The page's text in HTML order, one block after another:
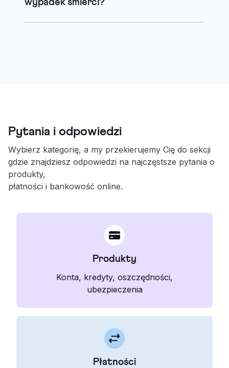
wypadek śmierci?
Pytania i odpowiedzi
Wybierz kategorię, a my przekierujemy Cię do sekcji
gdzie znajdziesz odpowiedzi na najczęstsze pytania o
produkty,
płatności i bankowość online.
Produkty
Konta, kredyty, oszczędności,
ubezpieczenia
Płatności